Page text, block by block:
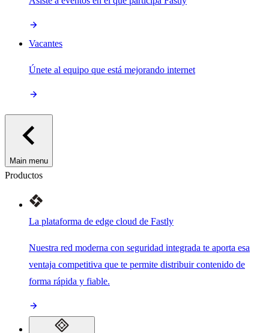
Vacantes
Únete al equipo que está mejorando internet
Main menu
Productos
La plataforma de edge cloud de Fastly
Nuestra red moderna con seguridad integrada te aporta esa
ventaja competitiva que te permite distribuir contenido de
forma rápida y fiable.